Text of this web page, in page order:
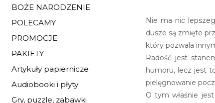
BOŻE NARODZENIE
POLECAMY
PROMOCJE
PAKIETY
Artykuły papiernicze
Audiobooki i płyty
Gry, puzzle, zabawki
Nie ma nic
dusze są zmięte
który pozwala
Radość jest
humoru, lecz jest
pielęgnowanie
O tym właśnie